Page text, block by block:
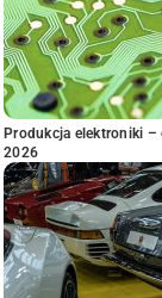
Produkcja elektroniki –
2026